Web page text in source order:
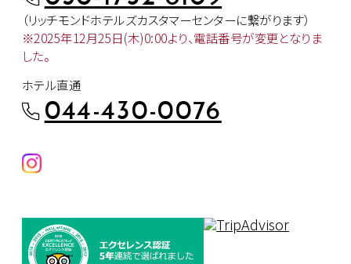
（リッチモンドホテルズカスタマーセンターに繋がります）
※2025年12月25日(木)0:00より、電話番号が変更となりま
した。
ホテル直通
044-430-0076